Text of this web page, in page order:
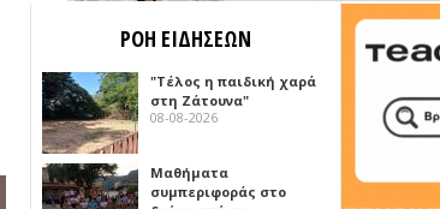
ΡΟΗ ΕΙΔΗΣΕΩΝ
"Τέλος η παιδική χαρά
στη Ζάτουνα"
08-08-2026
Μαθήματα
συμπεριφοράς στο